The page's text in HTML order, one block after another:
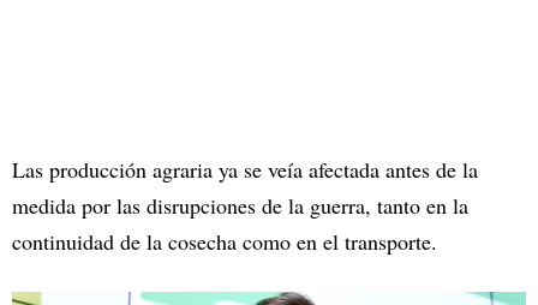
Las producción agraria ya se veía afectada antes de la
medida por las disrupciones de la guerra, tanto en la
continuidad de la cosecha como en el transporte.